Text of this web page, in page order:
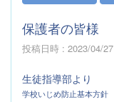
保護者の皆様
投稿日時 : 2023/04/27
生徒指導部より
学校いじめ防止基本方針